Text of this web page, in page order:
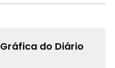
Gráfica do Diário